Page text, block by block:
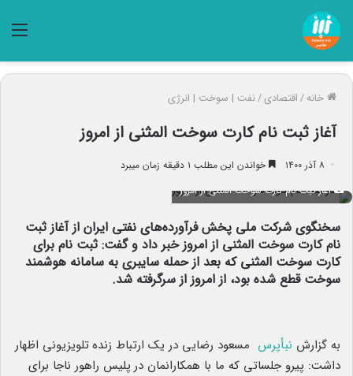
خانه/اقتصادی/نفت | سوخت | انرژی
آغاز ثبت نام کارت سوخت المثنی از امروز
۸ آذر ۱۴۰۰ خواندن این مطلب ۱ دقیقه زمان میبرد
آغاز ثبت نام کارت سوخت المثنی از امروز
سخنگوی شرکت ملی پخش فرآورده‌های نفتی ایران از آغاز ثبت
نام کارت‌ سوخت المثنی از امروز خبر داد و گفت: ثبت نام برای
کارت سوخت المثنی که بعد از حمله سایبری به سامانه هوشمند
سوخت قطع شده بود، از امروز از سرگرفته شد.
به گزارش نبأپرس مسعود رضایی در یک ارتباط زندهتلویزیونی اظهار
داشت: پیرو جلساتی که ما با همکارانمان در پلیس راهور ناجا برای